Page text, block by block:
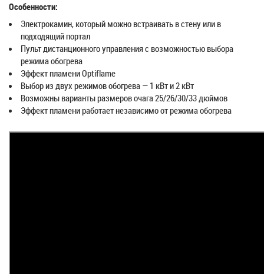
Особенности:
Электрокамин, который можно встраивать в стену или в
подходящий портал
Пульт дистанционного управления c возможностью выбора
режима обогрева
Эффект пламени Optiflame
Выбор из двух режимов обогрева — 1 кВт и 2 кВт
Возможны варианты размеров очага 25/26/30/33 дюймов
Эффект пламени работает независимо от режима обогрева